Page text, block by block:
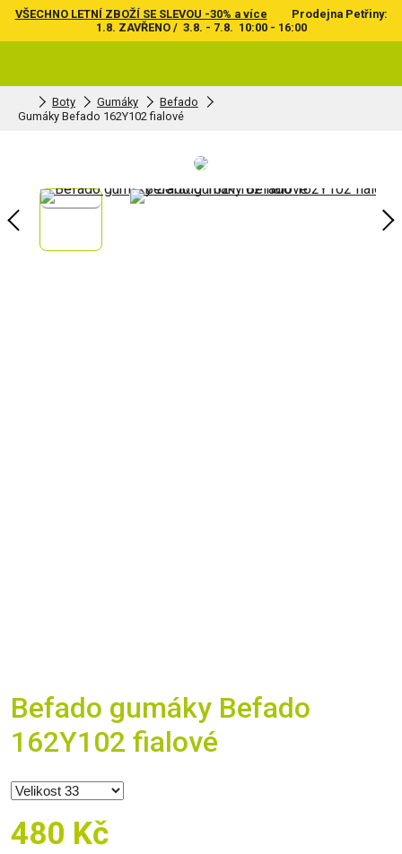
VŠECHNO LETNÍ ZBOŽÍ SE SLEVOU -30% a více
Prodejna Petřiny:
1.8. ZAVŘENO / 3.8. - 7.8. 10:00 - 16:00
Boty Gumáky
Befado
Gumáky Befado 162Y102 fialové
Befado gumáky Befado
162Y102 fialové
480 Kč